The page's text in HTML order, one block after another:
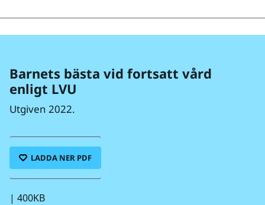
Barnets bästa vid fortsatt vård
enligt LVU
Utgiven 2022.
LADDA NER PDF
| 400KB